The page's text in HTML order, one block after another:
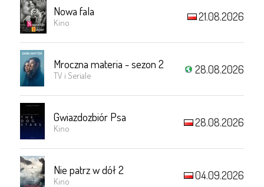
Nowa fala
Kino 21.08.2026
Mroczna materia - sezon 2
TV i Seriale 28.08.2026
Gwiazdozbiór Psa
Kino 28.08.2026
Nie patrz w dół 2
Kino 04.09.2026